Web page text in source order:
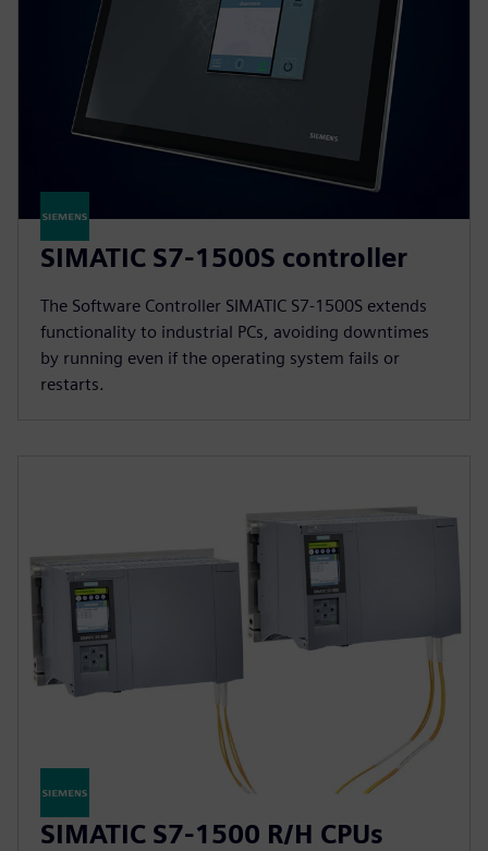
SIMATIC S7-1500S controller
The Software Controller SIMATIC S7-1500S extends
functionality to industrial PCs, avoiding downtimes
by running even if the operating system fails or
restarts.
SIMATIC S7-1500 R/H CPUs